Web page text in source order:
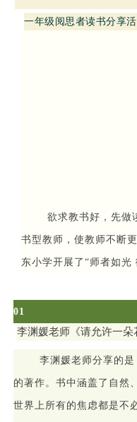
一年级阅思者读书分享
欲求教书好，先做
书型教师，使教师不断
东小学开展了 “师者如光
01
李渊媛老师 《请允许一朵
李渊媛老师分享的
的著作。书中涵盖了自然
世界上所有的焦虑都是不